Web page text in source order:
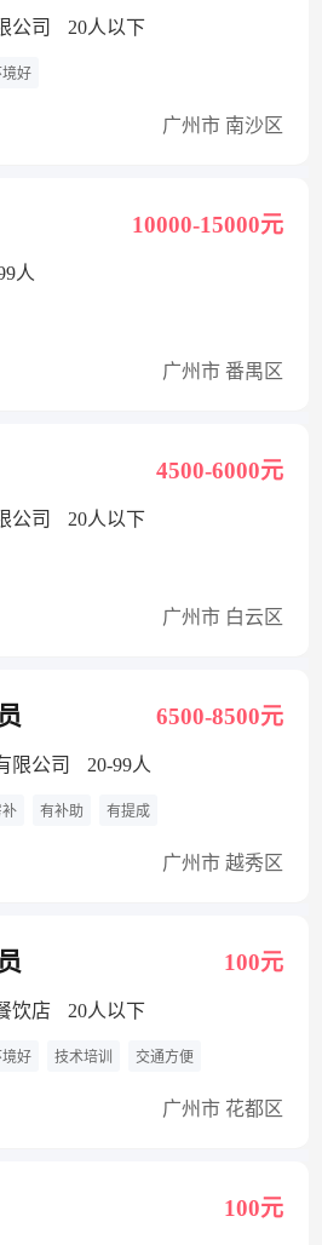
公司 20人以下
好
广州市 南沙区
10000-15000元
人
广州市 番禺区
4500-6000元
公司 20人以下
广州市 白云区
6500-8500元
限公司 20-99人
有补助 有提成
广州市 越秀区
100元
饮店 20人以下
好 技术培训 交通方便
广州市 花都区
100元